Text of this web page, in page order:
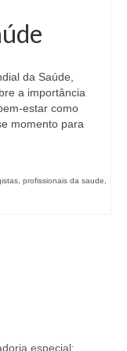
da Saúde,
a importância
estar como
momento para
profissionais da saude
especial: